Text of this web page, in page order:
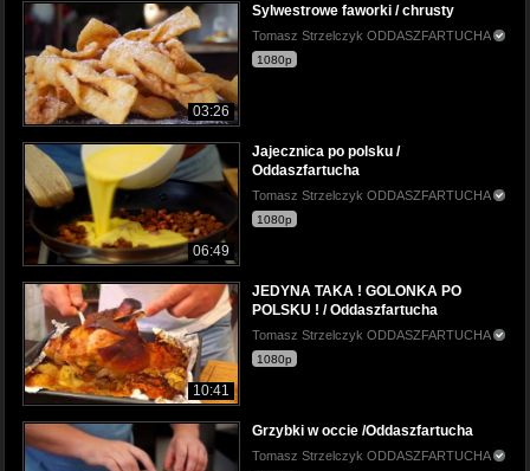
03:26
Sylwestrowe faworki / chrusty
Tomasz Strzelczyk ODDASZFARTUCHA
1080p
06:49
Jajecznica po polsku /
Oddaszfartucha
Tomasz Strzelczyk ODDASZFARTUCHA
1080p
10:41
JEDYNA TAKA ! GOLONKA PO
POLSKU ! / Oddaszfartucha
Tomasz Strzelczyk ODDASZFARTUCHA
1080p
Grzybki w occie /Oddaszfartucha
Tomasz Strzelczyk ODDASZFARTUCHA